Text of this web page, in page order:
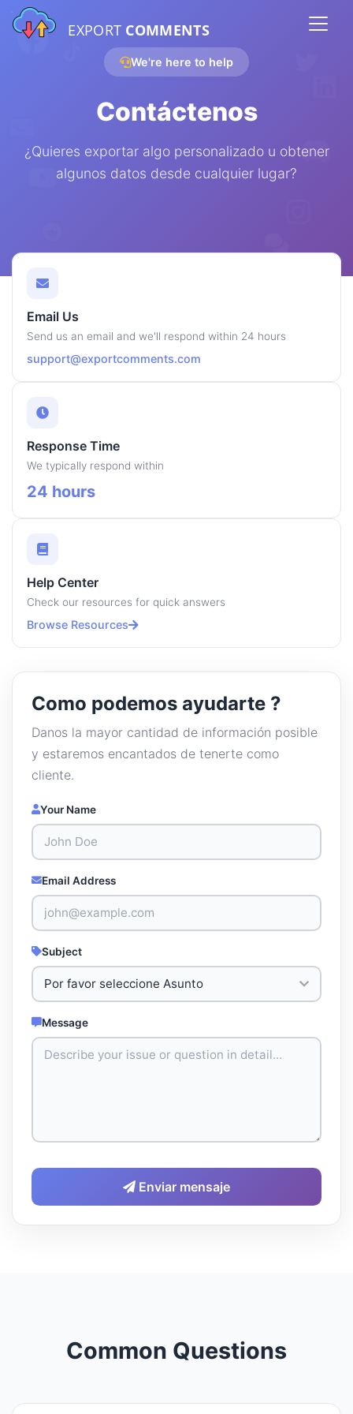
EXPORT COMMENTS
We're here to help
Contáctenos
¿Quieres exportar algo personalizado u obtener
algunos datos desde cualquier lugar?
Email Us
Send us an email and we'll respond within 24 hours
support@exportcomments.com
Response Time
We typically respond within
24 hours
Help Center
Check our resources for quick answers
Browse Resources
Como podemos ayudarte ?
Danos la mayor cantidad de información posible
y estaremos encantados de tenerte como
cliente.
Your Name
Email Address
Subject
Message
Enviar mensaje
Common Questions